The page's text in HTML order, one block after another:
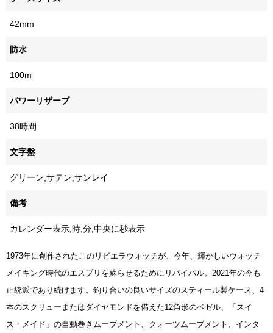
42mm
防水
100m
パワーリザーブ
38時間
文字盤
グリーン,サテン,サンレイ
備考
カレンダー表示,時,分,中央に秒表示
1973年に創作されたこのリビエラウォッチが、今年、輝かしいウォッチ
メイキング時代のエスプリを蘇らせるためにリバイバル。2021年の今も
正統派であり続けます。釣り合いの良いサイズのスティール製ケース、4
本のスクリューまたはダイヤモンドを備えた12角形のベゼル、「スイ
ス・メイド」の自動巻きムーブメント、クォーツムーブメント、インタ